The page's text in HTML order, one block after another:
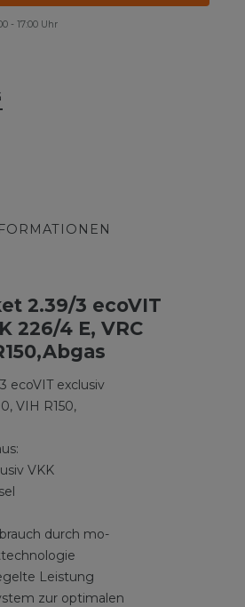
- 17:00 Uhr
2.39/3 ecoVIT
226/4 E, VRC
ecoVIT exclusiv
VIH R150,
VKK
durch mo-
Leistung
zur optimalen